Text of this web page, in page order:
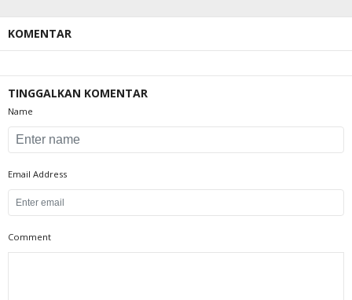
KOMENTAR
TINGGALKAN KOMENTAR
Name
Email Address
Comment